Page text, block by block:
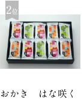
おかき はな咲く